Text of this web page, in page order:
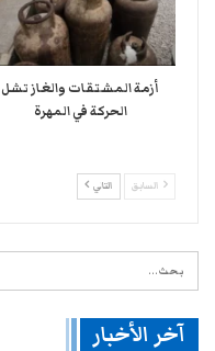
أزمة المشتقات والغاز تشل
الحركة في المهرة ​
السابق التالي
آخر الأخبار